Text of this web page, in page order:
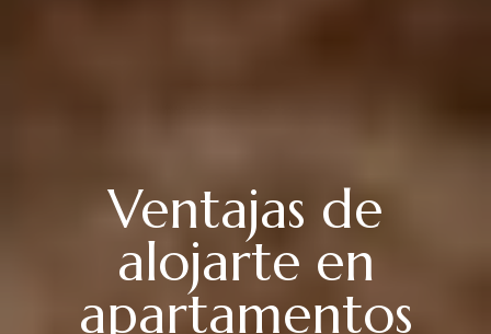
Ventajas de
alojarte en
apartamentos